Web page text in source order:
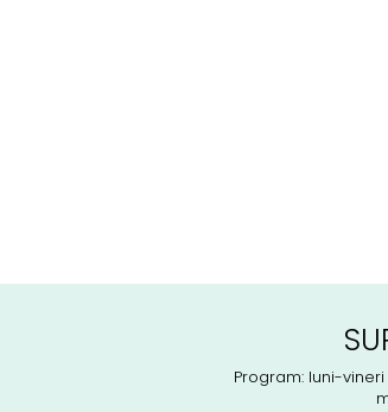
Program: luni-